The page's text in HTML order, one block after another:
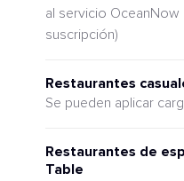
al servicio
suscripción)
Restaurantes
Se pueden aplicar
Restaurantes de
Table